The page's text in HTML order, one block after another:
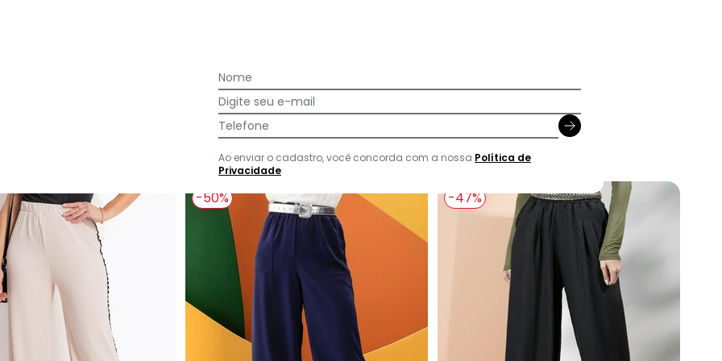
-50% -47%
Nome
Digite seu e-mail
Telefone
Ao enviar o cadastro, você concorda com a nossa Política de
Privacidade